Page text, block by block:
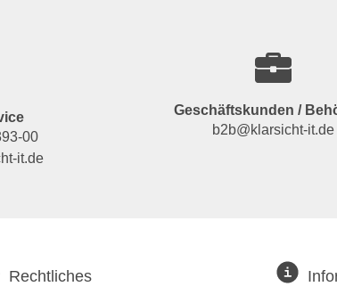
00
it.de
Geschäftskunden /
b2b@klarsicht-it.de
Rechtliches